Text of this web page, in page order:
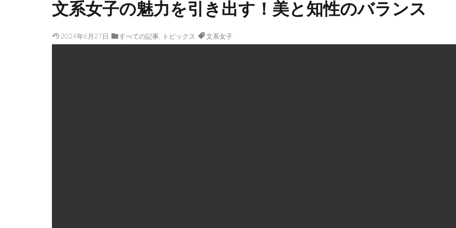
文系女子の魅力を引き出す！美と知性のバランス
2024年6月27日 すべての記事, トピックス 文系女子